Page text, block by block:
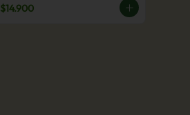
$14.900